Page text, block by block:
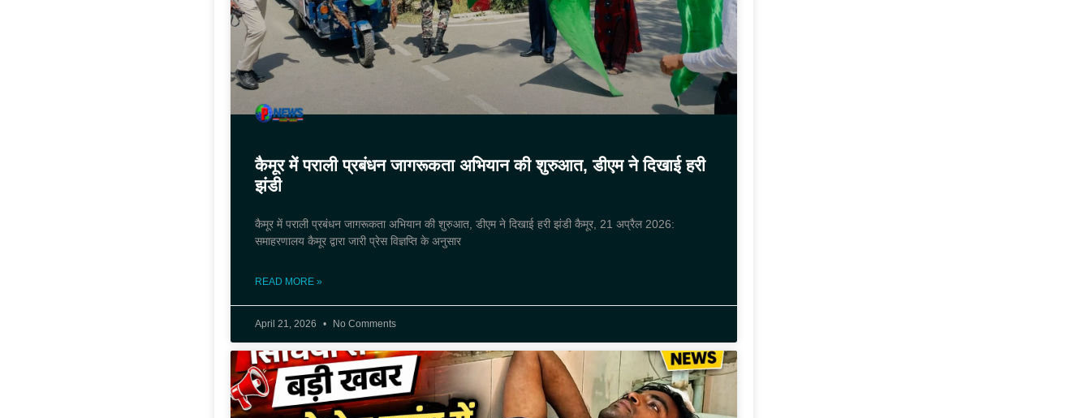
कैमूर में पराली प्रबंधन जागरूकता अभियान की शुरुआत, डीएम ने दिखाई हरी
झंडी
कैमूर में पराली प्रबंधन जागरूकता अभियान की शुरुआत, डीएम ने दिखाई हरी झंडी कैमूर, 21 अप्रैल 2026:
समाहरणालय कैमूर द्वारा जारी प्रेस विज्ञप्ति के अनुसार
READ MORE »
April 21, 2026 No Comments